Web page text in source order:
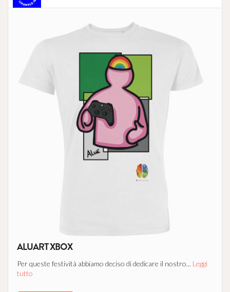
ALUART XBOX
Per queste festività abbiamo deciso di dedicare il nostro... Leggi
tutto